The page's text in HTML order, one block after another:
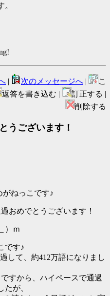
| 次のメッセージへ |
こ
返答を書き込む |
訂正する |
削除する
うございます！
ねっこです♪
おめでとうございます！
）ｍ
です♪
して、約412万語になりまし
すから、ハイペースで通過
が、